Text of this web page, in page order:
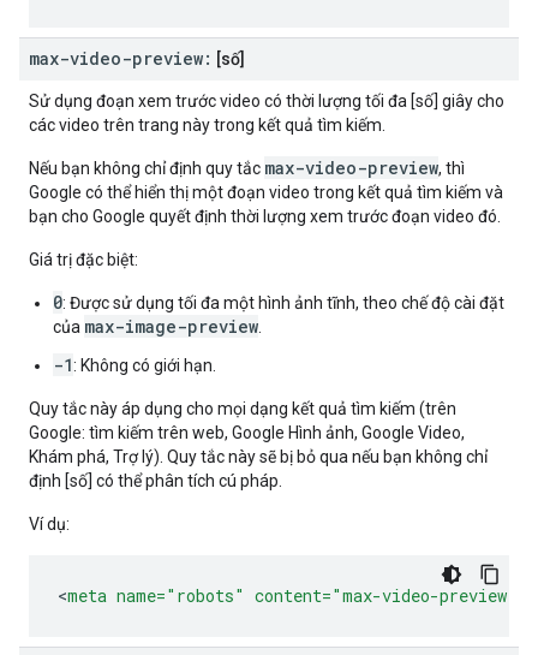
max-video-preview: [số]
Sử dụng đoạn xem trước video có thời lượng tối đa [số] giây cho
các video trên trang này trong kết quả tìm kiếm.
Nếu bạn không chỉ định quy tắc max-video-preview, thì
Google có thể hiển thị một đoạn video trong kết quả tìm kiếm và
bạn cho Google quyết định thời lượng xem trước đoạn video đó.
Giá trị đặc biệt:
0: Được sử dụng tối đa một hình ảnh tĩnh, theo chế độ cài đặt
của max-image-preview
-1: Không có giới hạn.
Quy tắc này áp dụng cho mọi dạng kết quả tìm kiếm (trên
Google: tìm kiếm trên web, Google Hình ảnh, Google Video,
Khám phá, Trợ lý). Quy tắc này sẽ bị bỏ qua nếu bạn không chỉ
định [số] có thể phân tích cú pháp.
Ví dụ:
<meta name="robots" content="max-video-preview:-